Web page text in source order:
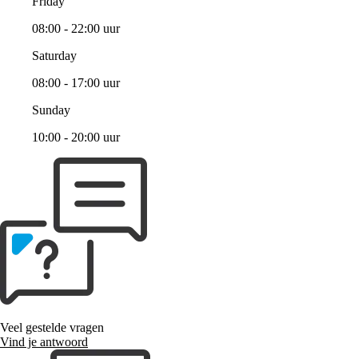
08:00 - 22:00 uur
Saturday
08:00 - 17:00 uur
Sunday
10:00 - 20:00 uur
Veel gestelde vragen
Vind je antwoord